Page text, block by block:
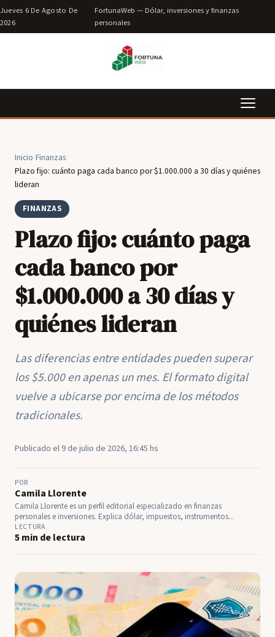
Jueves 6 De Agosto De
2026
FortunaWeb — Dólar, inversiones y finanzas
personales
Inicio Finanzas
Plazo fijo: cuánto paga cada banco por $1.000.000 a 30 días y quiénes
lideran
FINANZAS
Plazo fijo: cuánto paga
cada banco por
$1.000.000 a 30 días y
quiénes lideran
Las diferencias entre entidades pueden superar
los $5.000 en apenas un mes. El formato digital
vuelve a ubicarse por encima de los métodos
tradicionales.
Publicado el 9 de julio de 2026, 16:45 hs
POR
Camila Llorente
Camila Llorente es un perfil editorial especializado en finanzas
personales e inversiones. Explica dólar, impuestos, instrumentos...
LECTURA
5 min de lectura